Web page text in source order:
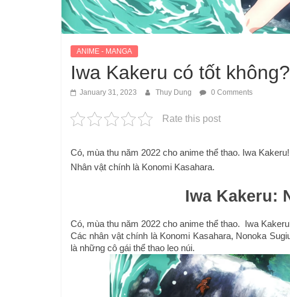
ANIME - MANGA
Iwa Kakeru có tốt không?
January 31, 2023 Thuy Dung 0 Comments
Rate this post
Có, mùa thu năm 2022 cho anime thể thao. Iwa
Nhân vật chính là Konomi Kasahara.
Iwa Kakeru:
Có, mùa thu năm 2022 cho anime thể thao.  Iwa
Các nhân vật chính là Konomi Kasahara, Nonoka
là những cô gái thể thao leo núi.